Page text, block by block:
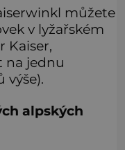
můžete
v lyžařském
Kaiser,
na jednu
výše).
alpských